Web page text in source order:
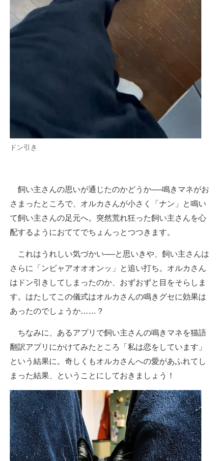
ドン引き
飼い主さんの思いが通じたのかどうか──鳴きマネがお
さまったところで、オルカさんが小さく「ナン」と鳴い
て飼い主さんの足元へ。突然荒れ狂った飼い主さんを心
配するようにおててでちょんっとつつきます。
これはうれしい気づかい──と思いきや、飼い主さんは
さらに「ンビャアオオオンッ」と追い打ち。オルカさん
はドン引きしてしまったのか、おずおずと目をそらしま
す。はたしてこの儀式はオルカさんの鳴きグセに効果は
あったのでしょうか……？
ちなみに、あるアプリで飼い主さんの鳴きマネを猫語
翻訳アプリにかけてみたところ「私は恋をしています」
という結果に。奇しくもオルカさんへの愛があふれてし
まった結果、ということにしておきましょう！